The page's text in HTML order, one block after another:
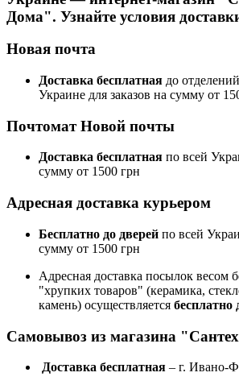
Новая почта
Доставка бесплатная до
Украине для заказов на сумму от
Почтомат Новой почты
Доставка бесплатная по всей
сумму от 1500 грн
Адресная доставка курьером
Бесплатно до дверей по всей
сумму от 1500 грн
Адресная доставка посылок весом
"хрупких товаров" (керамика,
камень) осуществляется бесплатно
Самовывоз из магазина
Доставка бесплатная – г. Ивано-